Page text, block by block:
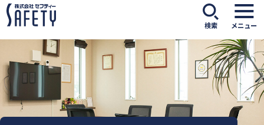
検索 メニュー